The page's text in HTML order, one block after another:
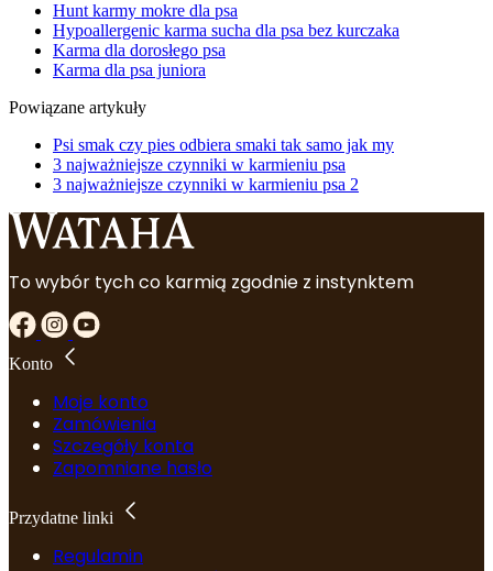
Hunt karmy mokre dla psa
Hypoallergenic karma sucha dla psa bez kurczaka
Karma dla dorosłego psa
Karma dla psa juniora
Powiązane artykuły
Psi smak czy pies odbiera smaki tak samo jak my
3 najważniejsze czynniki w karmieniu psa
3 najważniejsze czynniki w karmieniu psa 2
To wybór tych co karmią zgodnie z instynktem
Konto
Moje konto
Zamówienia
Szczegóły konta
Zapomniane hasło
Przydatne linki
Regulamin